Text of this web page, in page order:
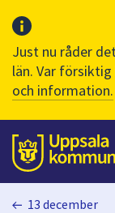
Just nu råder
län. Var
och information.
Till sidans
huvudinnehåll
13 december